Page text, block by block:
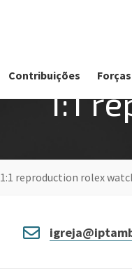
Contribuições
1:1
1:1 reproduction rolex